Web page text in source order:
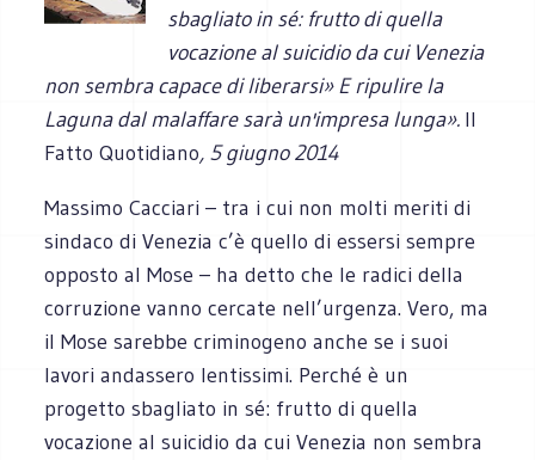
sbagliato in sé: frutto di quella
vocazione al suicidio da cui Venezia
non sembra capace di liberarsi» E ripulire la
Laguna dal malaffare sarà un'impresa lunga». Il
Fatto Quotidiano, 5 giugno 2014
Massimo Cacciari – tra i cui non molti meriti di
sindaco di Venezia c’è quello di essersi sempre
opposto al Mose – ha detto che le radici della
corruzione vanno cercate nell’urgenza. Vero, ma
il Mose sarebbe criminogeno anche se i suoi
lavori andassero lentissimi. Perché è un
progetto sbagliato in sé: frutto di quella
vocazione al suicidio da cui Venezia non sembra